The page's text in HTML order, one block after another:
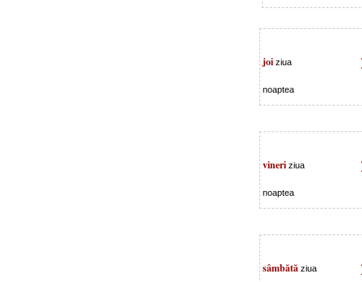
joi ziua
noaptea
vineri ziua
noaptea
sâmbătă ziua